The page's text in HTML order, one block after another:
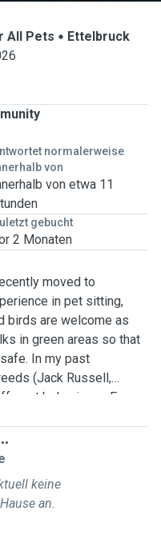
All Pets
Ettelbruck
normalerweise
von
von etwa 11
gebucht
2 Monaten
moved to
in pet sitting,
birds are welcome as
in green areas so that
In my past
(Jack Russell,
behaviours. Every
to know what is
my top priority. I show
and treat your
I care for your pet as
kindness, and plenty
visits for feeding,
and dog walking
keine
an.